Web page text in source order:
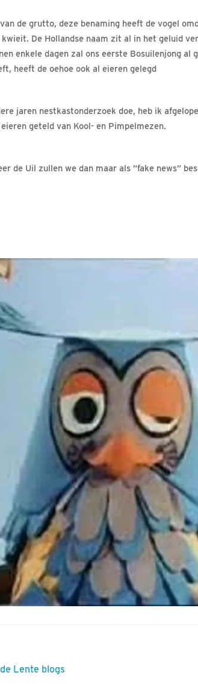
de grutto, deze benaming heeft de vogel
De Hollandse naam zit al in het geluid
enkele dagen zal ons eerste Bosuilenjong al
heeft de oehoe ook al eieren gelegd
jaren nestkastonderzoek doe, heb ik
geteld van Kool- en Pimpelmezen.
de Uil zullen we dan maar als ”fake news”
Lente blogs